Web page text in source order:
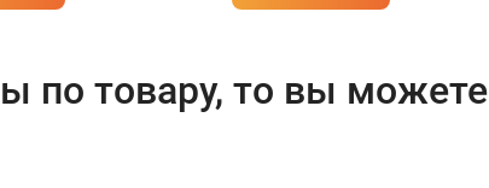
по товару, то вы можете